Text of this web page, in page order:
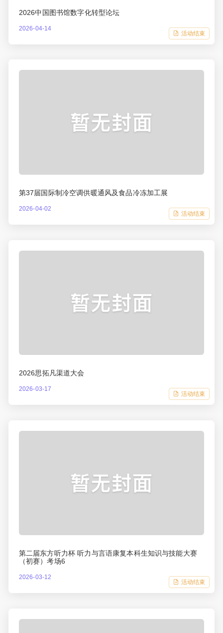
2026中国图书馆数字化转型论坛
2026-04-14
活动结束
第37届国际制冷空调供暖通风及食品冷冻加工展
2026-04-02
活动结束
2026思拓凡渠道大会
2026-03-17
活动结束
第二届东方听力杯 听力与言语康复本科生知识与技能大赛
（初赛）考场6
2026-03-12
活动结束